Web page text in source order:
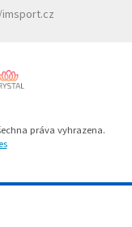
práva vyhrazena.